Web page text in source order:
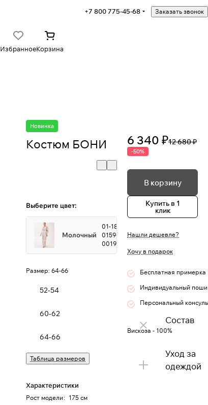
+7 800 775-45-68 Заказать звонок
ИзбранноеКорзина
Новинка
Костюм БОНИ
Выберите цвет:
Молочный
01-18-3-
0159-
0019102
Размер: 64-66
52-54
60-62
64-66
Таблица размеров
Характеристики
Рост модели: 175 см
6 340 ₽12 680 ₽
-50%
В корзину
Купить в 1
клик
Нашли дешевле?
Хочу в подарок
Бесплатная примерка
Индивидуальный
Персональный
Состав
Вискоза - 100%
Уход за
одеждой